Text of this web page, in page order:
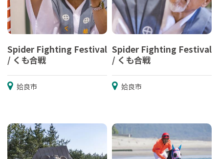
Spider Fighting Festival
/ くも合戦
姶良市
Spider Fighting Festival
/ くも合戦
姶良市